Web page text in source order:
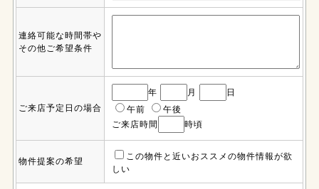
連絡可能な時間帯や
その他ご希望条件
ご来店予定日の場合
年 月
日
午前
午後
ご来店時間
時頃
物件提案の希望
この物件と近いおススメの物件情報が欲
しい